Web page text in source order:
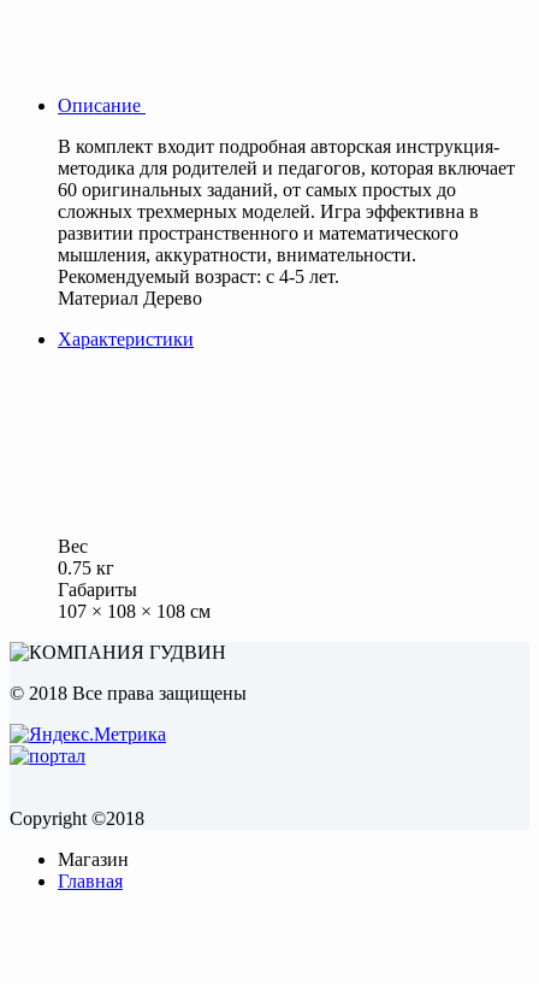
Описание
В комплект входит подробная авторская инструкция-
методика для родителей и педагогов, которая включает
60 оригинальных заданий, от самых простых до
сложных трехмерных моделей. Игра эффективна в
развитии пространственного и математического
мышления, аккуратности, внимательности.
Рекомендуемый возраст: с 4-5 лет.
Материал Дерево
Характеристики
Вес
0.75 кг
Габариты
107 × 108 × 108 см
© 2018 Все права защищены
Copyright ©2018
Магазин
Главная